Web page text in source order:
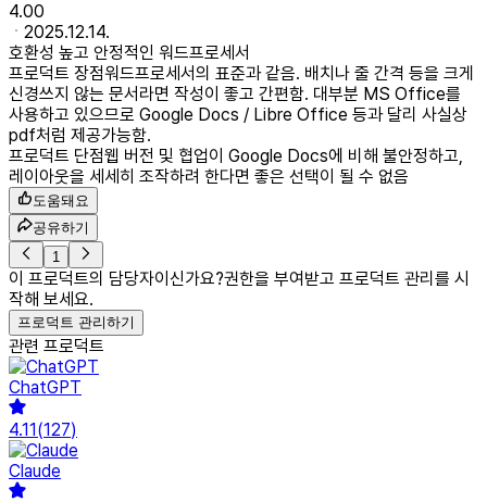
4.00
2025.12.14.
호환성 높고 안정적인 워드프로세서
프로덕트 장점워드프로세서의 표준과 같음. 배치나 줄 간격 등을 크게
신경쓰지 않는 문서라면 작성이 좋고 간편함. 대부분 MS Office를
사용하고 있으므로 Google Docs / Libre Office 등과 달리 사실상
pdf처럼 제공가능함.
프로덕트 단점웹 버전 및 협업이 Google Docs에 비해 불안정하고,
레이아웃을 세세히 조작하려 한다면 좋은 선택이 될 수 없음
도움돼요
공유하기
1
이 프로덕트의 담당자이신가요?권한을 부여받고 프로덕트 관리를 시
작해 보세요.
프로덕트 관리하기
관련 프로덕트
ChatGPT
4.11(127)
Claude